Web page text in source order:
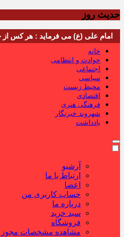
حدیث روز
امام علی (ع) می فرماید : هر کس از خود بدگویی و انتقاد کند٬ خود را اصلاح کرده و هر
خانه
حوادث و انتظامی
اجتماعی
سیاسی
محیط زیست
اقتصادی
فرهنگی هنری
شهروند خبرنگار
یادداشت
آرشیو
ارتباط با ما
اعضا
حساب کاربری من
درباره ما
سبد خرید
فروشگاه
مشاهده مشخصات مجوز